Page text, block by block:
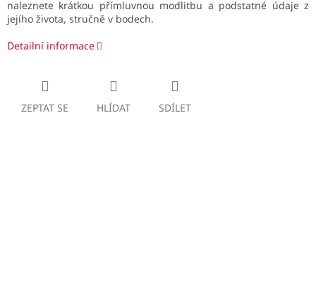
naleznete krátkou přímluvnou modlitbu a podstatné údaje z
jejího života, stručně v bodech.
Detailní informace
ZEPTAT SE HLÍDAT SDÍLET